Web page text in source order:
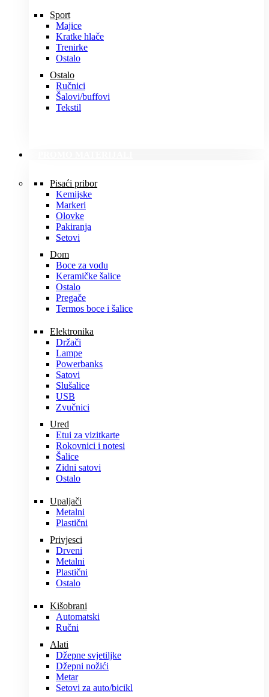
Sport
Majice
Kratke hlače
Trenirke
Ostalo
Ostalo
Ručnici
Šalovi/buffovi
Tekstil
Pisaći pribor
Kemijske
Markeri
Olovke
Pakiranja
Setovi
Dom
Boce za vodu
Keramičke šalice
Ostalo
Pregače
Termos boce i šalice
Elektronika
Držači
Lampe
Powerbanks
Satovi
Slušalice
USB
Zvučnici
Ured
Etui za vizitkarte
Rokovnici i notesi
Šalice
Zidni satovi
Ostalo
Upaljači
Metalni
Plastični
Privjesci
Drveni
Metalni
Plastični
Ostalo
Kišobrani
Automatski
Ručni
Alati
Džepne svjetiljke
Džepni nožići
Metar
Setovi za auto/bicikl